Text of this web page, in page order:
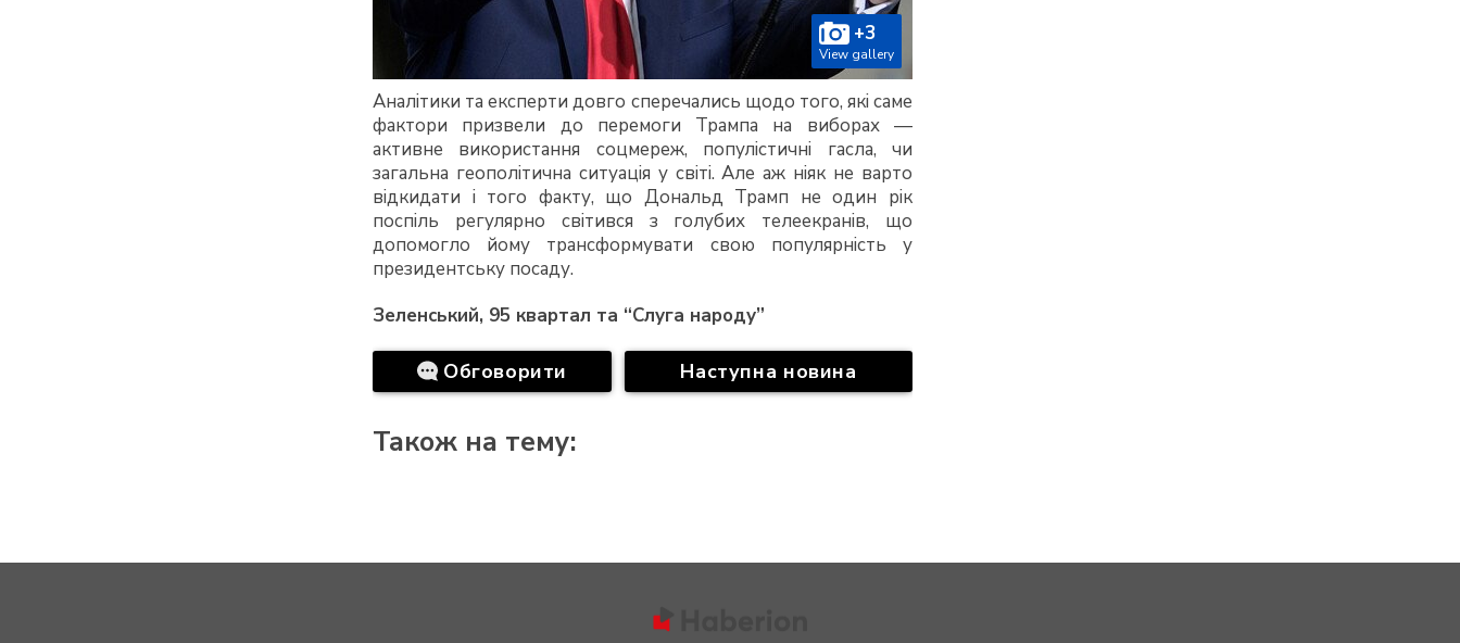
+3
View gallery
Аналітики та експерти довго сперечались щодо того, які саме
фактори призвели до перемоги Трампа на виборах —
активне використання соцмереж, популістичні гасла, чи
загальна геополітична ситуація у світі. Але аж ніяк не варто
відкидати і того факту, що Дональд Трамп не один рік
поспіль регулярно світився з голубих телеекранів, що
допомогло йому трансформувати свою популярність у
президентську посаду.
Зеленський, 95 квартал та “Слуга народу”
Обговорити Наступна новина
Також на тему: